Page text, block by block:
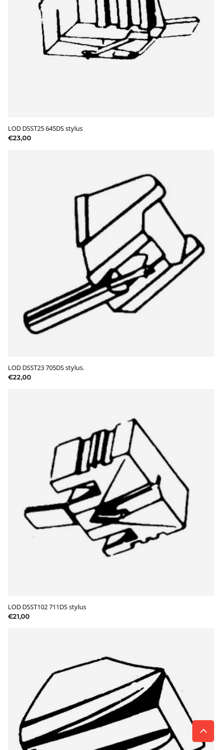
LOD DSST25 645DS stylus
€23,00
LOD DSST23 705DS stylus.
€22,00
LOD DSST102 711DS stylus
€21,00